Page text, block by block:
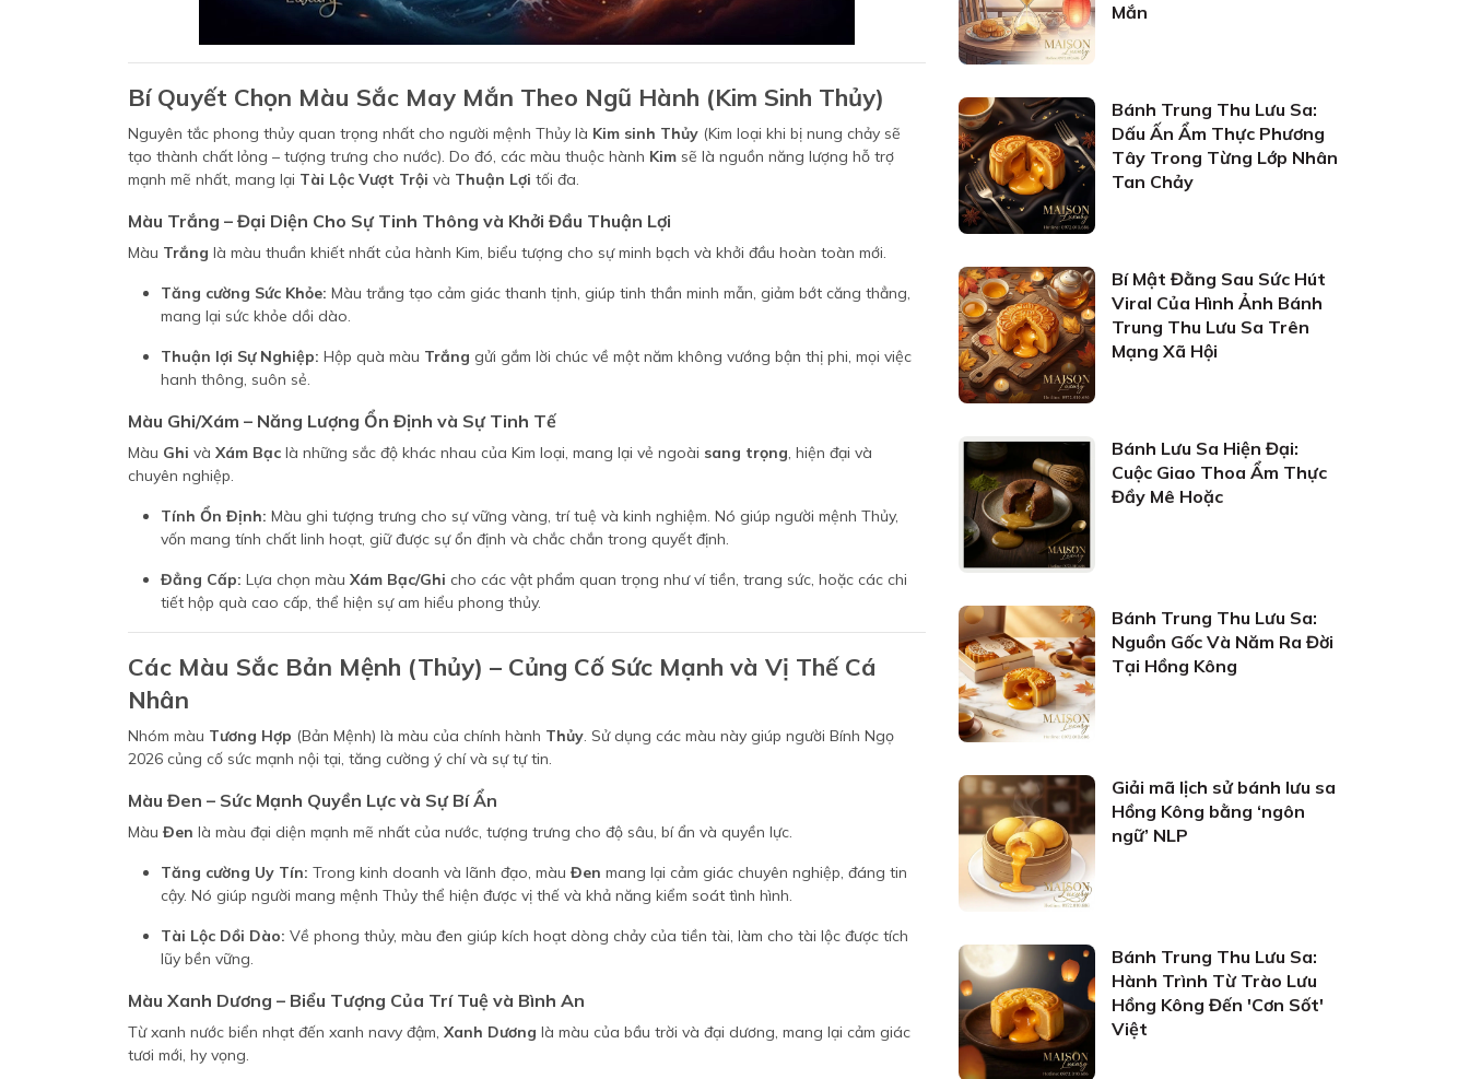
Bí Quyết Chọn Màu Sắc May Mắn Theo Ngũ Hành (Kim Sinh Thủy)
Nguyên tắc phong thủy quan trọng nhất cho người mệnh Thủy là Kim sinh Thủy (Kim loại khi bị nung chảy sẽ
tạo thành chất lỏng – tượng trưng cho nước). Do đó, các màu thuộc hành Kim sẽ là nguồn năng lượng hỗ trợ
mạnh mẽ nhất, mang lại Tài Lộc Vượt Trội và Thuận Lợi tối đa.
Màu Trắng – Đại Diện Cho Sự Tinh Thông và Khởi Đầu Thuận Lợi
Màu Trắng là màu thuần khiết nhất của hành Kim, biểu tượng cho sự minh bạch và khởi đầu hoàn toàn mới.
Tăng cường Sức Khỏe: Màu trắng tạo cảm giác thanh tịnh, giúp tinh thần minh mẫn, giảm bớt căng thẳng,
mang lại sức khỏe dồi dào.
Thuận lợi Sự Nghiệp: Hộp quà màu Trắng gửi gắm lời chúc về một năm không vướng bận thị phi, mọi việc
hanh thông, suôn sẻ.
Màu Ghi/Xám – Năng Lượng Ổn Định và Sự Tinh Tế
Màu Ghi và Xám Bạc là những sắc độ khác nhau của Kim loại, mang lại vẻ ngoài sang trọng, hiện đại và
chuyên nghiệp.
Tính Ổn Định: Màu ghi tượng trưng cho sự vững vàng, trí tuệ và kinh nghiệm. Nó giúp người mệnh Thủy,
vốn mang tính chất linh hoạt, giữ được sự ổn định và chắc chắn trong quyết định.
Đẳng Cấp: Lựa chọn màu Xám Bạc/Ghi cho các vật phẩm quan trọng như ví tiền, trang sức, hoặc các chi
tiết hộp quà cao cấp, thể hiện sự am hiểu phong thủy.
Các Màu Sắc Bản Mệnh (Thủy) – Củng Cố Sức Mạnh và Vị Thế Cá
Nhân
Nhóm màu Tương Hợp (Bản Mệnh) là màu của chính hành Thủy. Sử dụng các màu này giúp người Bính Ngọ
2026 củng cố sức mạnh nội tại, tăng cường ý chí và sự tự tin.
Màu Đen – Sức Mạnh Quyền Lực và Sự Bí Ẩn
Màu Đen là màu đại diện mạnh mẽ nhất của nước, tượng trưng cho độ sâu, bí ẩn và quyền lực.
Tăng cường Uy Tín: Trong kinh doanh và lãnh đạo, màu Đen mang lại cảm giác chuyên nghiệp, đáng tin
cậy. Nó giúp người mang mệnh Thủy thể hiện được vị thế và khả năng kiểm soát tình hình.
Tài Lộc Dồi Dào: Về phong thủy, màu đen giúp kích hoạt dòng chảy của tiền tài, làm cho tài lộc được tích
lũy bền vững.
Màu Xanh Dương – Biểu Tượng Của Trí Tuệ và Bình An
Từ xanh nước biển nhạt đến xanh navy đậm, Xanh Dương là màu của bầu trời và đại dương, mang lại cảm giác
tươi mới, hy vọng.
Mắn
Bánh Trung Thu Lưu Sa:
Dấu Ấn Ẩm Thực Phương
Tây Trong Từng Lớp Nhân
Tan Chảy
Bí Mật Đằng Sau Sức Hút
Viral Của Hình Ảnh Bánh
Trung Thu Lưu Sa Trên
Mạng Xã Hội
Bánh Lưu Sa Hiện Đại:
Cuộc Giao Thoa Ẩm Thực
Đầy Mê Hoặc
Bánh Trung Thu Lưu Sa:
Nguồn Gốc Và Năm Ra Đời
Tại Hồng Kông
Giải mã lịch sử bánh lưu sa
Hồng Kông bằng ‘ngôn
ngữ’ NLP
Bánh Trung Thu Lưu Sa:
Hành Trình Từ Trào Lưu
Hồng Kông Đến 'Cơn Sốt'
Việt